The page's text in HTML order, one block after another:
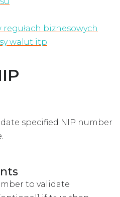
regułach biznesowych
walut itp
specified NIP number
to validate